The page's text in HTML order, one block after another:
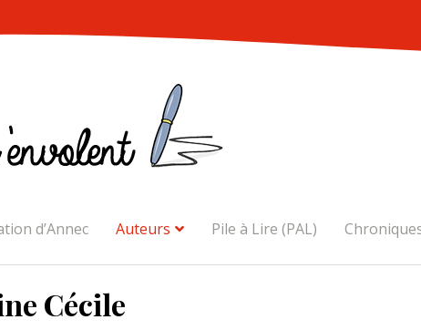
d’Annec Auteurs Pile à Lire (PAL)
Cécile